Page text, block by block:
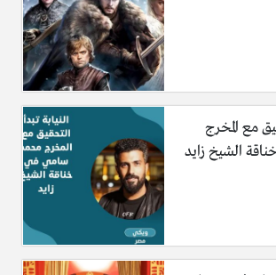
مع المخرج
الشيخ زايد